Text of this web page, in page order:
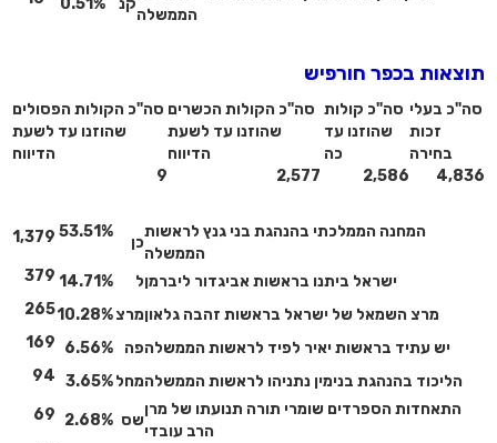
הממשלה
קנ 0.51%
תוצאות בכפר חורפיש
סה"כ בעלי
זכות
בחירה
סה"כ קולות
שהוזנו עד
כה
סה"כ הקולות הכשרים
שהוזנו עד לשעת
הדיווח
סה"כ הקולות הפסולים
שהוזנו עד לשעת
הדיווח
4,836
2,586
2,577
המחנה הממלכתי בהנהגת בני גנץ לראשות
הממשלה
כן
53.51%
1,379
ישראל ביתנו בראשות אביגדור ליברמןל 14.71%
379
מרצ השמאל של ישראל בראשות זהבה גלאוןמרצ10.28%
265
יש עתיד בראשות יאיר לפיד לראשות הממשלהפה 6.56%
169
הליכוד בהנהגת בנימין נתניהו לראשות הממשלהמחל3.65%
94
התאחדות הספרדים שומרי תורה תנועתו של מרן
הרב עובדי
שס 2.68%
69